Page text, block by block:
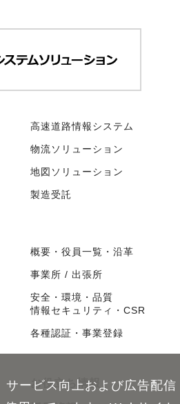
高速道路情報システム
物流ソリューション
地図ソリューション
製造受託
概要・役員一覧・沿革
事業所 / 出張所
安全・環境・品質
情報セキュリティ・CSR
各種認証・事業登録
お役立ち情報
サービス向上および広告配信